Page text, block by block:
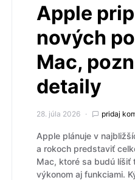
Apple
nových
Mac,
detaily
28. júla 2026 pridaj
Apple plánuje v
a rokoch predstaviť
Mac, ktoré sa budú líšiť
výkonom aj funkciami.